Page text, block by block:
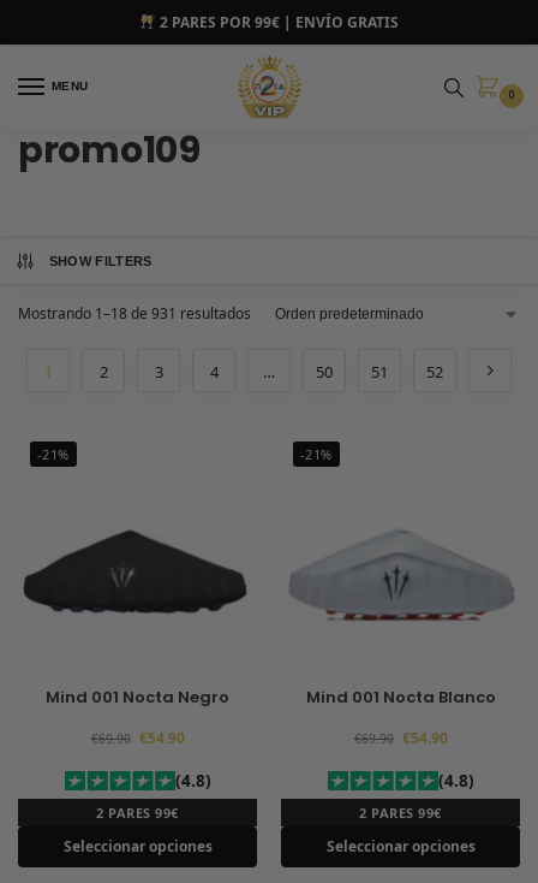
2 PARES POR 99€ | ENVÍO GRATIS
MENU
0
promo109
SHOW FILTERS
Mostrando 1–18 de 931 resultados
1 2 3 4 … 50 51 52
-21%
Mind 001 Nocta Negro
€69.90 €54.90
(4.8)
2 PARES 99€
Seleccionar opciones
-21%
Mind 001 Nocta Blanco
€69.90 €54.90
(4.8)
2 PARES 99€
Seleccionar opciones